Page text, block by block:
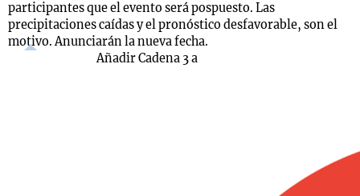
participantes que el evento será pospuesto. Las
precipitaciones caídas y el pronóstico desfavorable, son el
motivo. Anunciarán la nueva fecha.
Añadir Cadena 3 a